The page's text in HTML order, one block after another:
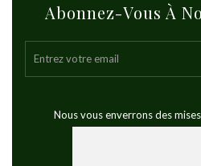
Abonnez-Vous À
Nous vous enverrons des